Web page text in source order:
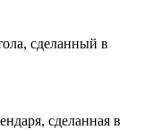
сделанный в
сделанная в